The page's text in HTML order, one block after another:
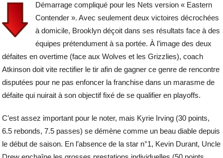
Démarrage compliqué pour les Nets version « Eastern
Contender ». Avec seulement deux victoires décrochées
à domicile, Brooklyn déçoit dans ses résultats face à des
équipes prétendument à sa portée. À l’image des deux
défaites en overtime (face aux Wolves et les Grizzlies), coach
Atkinson doit vite rectifier le tir afin de gagner ce genre de rencontre
disputées pour ne pas enfoncer la franchise dans un marasme de
défaite qui nuirait à son objectif fixé de se qualifier en playoffs.
C’est assez important pour le noter, mais Kyrie Irving (30 points,
6.5 rebonds, 7.5 passes) se démène comme un beau diable depuis
le début de saison. En l’absence de la star n°1, Kevin Durant, Uncle